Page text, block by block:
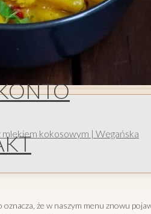
mlekiem kokosowym | Wegańska
oznacza, że w naszym menu znowu